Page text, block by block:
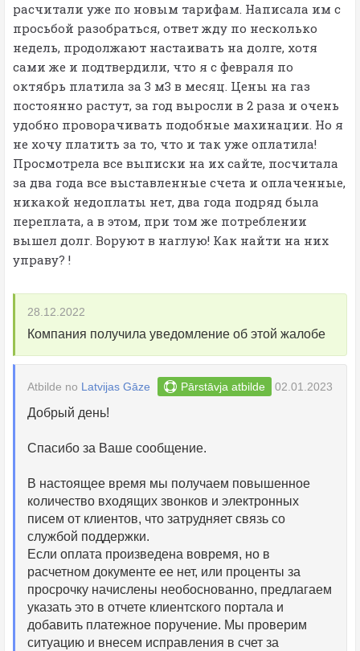
расчитали уже по новым тарифам. Написала им с
просьбой разобраться, ответ жду по несколько
недель, продолжают настаивать на долге, хотя
сами же и подтвердили, что я с февраля по
октябрь платила за 3 м3 в месяц. Цены на газ
постоянно растут, за год выросли в 2 раза и очень
удобно проворачивать подобные махинации. Но я
не хочу платить за то, что и так уже оплатила!
Просмотрела все выписки на их сайте, посчитала
за два года все выставленные счета и оплаченные,
никакой недоплаты нет, два года подряд была
переплата, а в этом, при том же потреблении
вышел долг. Воруют в наглую! Как найти на них
управу? !
28.12.2022
Компания получила уведомление об этой жалобе
Atbilde no Latvijas Gāze Pārstāvja atbilde 02.01.2023
Добрый день!
Спасибо за Ваше сообщение.
В настоящее время мы получаем повышенное
количество входящих звонков и электронных
писем от клиентов, что затрудняет связь со
службой поддержки.
Если оплата произведена вовремя, но в
расчетном документе ее нет, или проценты за
просрочку начислены необоснованно, предлагаем
указать это в отчете клиентского портала и
добавить платежное поручение. Мы проверим
ситуацию и внесем исправления в счет за